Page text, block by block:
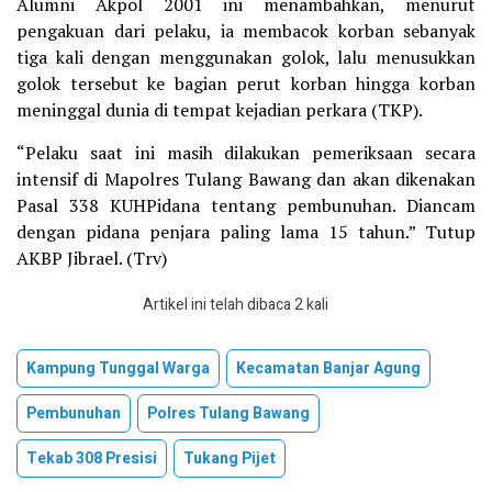
pengakuan dari pelaku, ia membacok korban sebanyak
tiga kali dengan menggunakan golok, lalu menusukkan
golok tersebut ke bagian perut korban hingga korban
meninggal dunia di tempat kejadian perkara (TKP).
“Pelaku saat ini masih dilakukan pemeriksaan secara
intensif di Mapolres Tulang Bawang dan akan dikenakan
Pasal 338 KUHPidana tentang pembunuhan. Diancam
dengan pidana penjara paling lama 15 tahun.” Tutup
AKBP Jibrael. (Trv)
Artikel ini telah dibaca 2 kali
Kampung Tunggal Warga
Kecamatan Banjar Agung
Pembunuhan
Polres Tulang Bawang
Tekab 308 Presisi
Tukang Pijet